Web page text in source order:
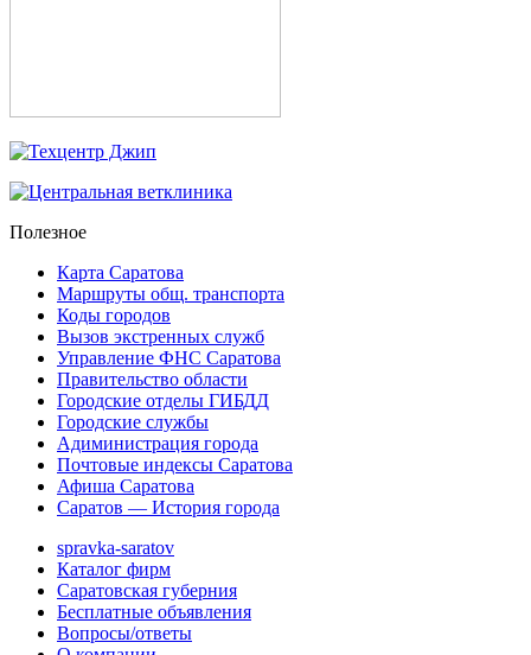
Полезное
Карта Саратова
Маршруты общ. транспорта
Коды городов
Вызов экстренных служб
Управление ФНС Саратова
Правительство области
Городские отделы ГИБДД
Городские службы
Адиминистрация города
Почтовые индексы Саратова
Афиша Саратова
Саратов — История города
spravka-saratov
Каталог фирм
Саратовская губерния
Бесплатные объявления
Вопросы/ответы